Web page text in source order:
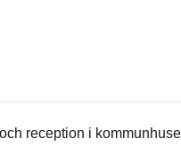
reception i